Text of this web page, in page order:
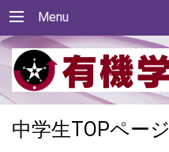
Menu
中学生TOPページ